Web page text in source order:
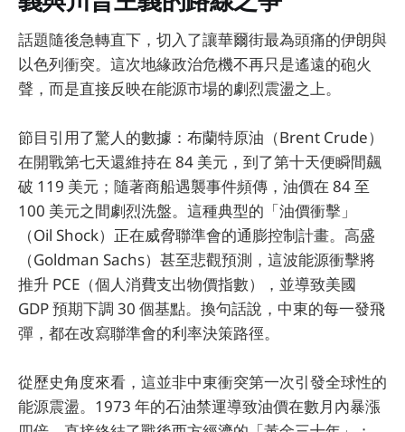
話題隨後急轉直下，切入了讓華爾街最為頭痛的伊朗與
以色列衝突。這次地緣政治危機不再只是遙遠的砲火
聲，而是直接反映在能源市場的劇烈震盪之上。
節目引用了驚人的數據：布蘭特原油（Brent Crude）
在開戰第七天還維持在 84 美元，到了第十天便瞬間飆
破 119 美元；隨著商船遇襲事件頻傳，油價在 84 至
100 美元之間劇烈洗盤。這種典型的「油價衝擊」
（Oil Shock）正在威脅聯準會的通膨控制計畫。高盛
（Goldman Sachs）甚至悲觀預測，這波能源衝擊將
推升 PCE（個人消費支出物價指數），並導致美國
GDP 預期下調 30 個基點。換句話說，中東的每一發飛
彈，都在改寫聯準會的利率決策路徑。
從歷史角度來看，這並非中東衝突第一次引發全球性的
能源震盪。1973 年的石油禁運導致油價在數月內暴漲